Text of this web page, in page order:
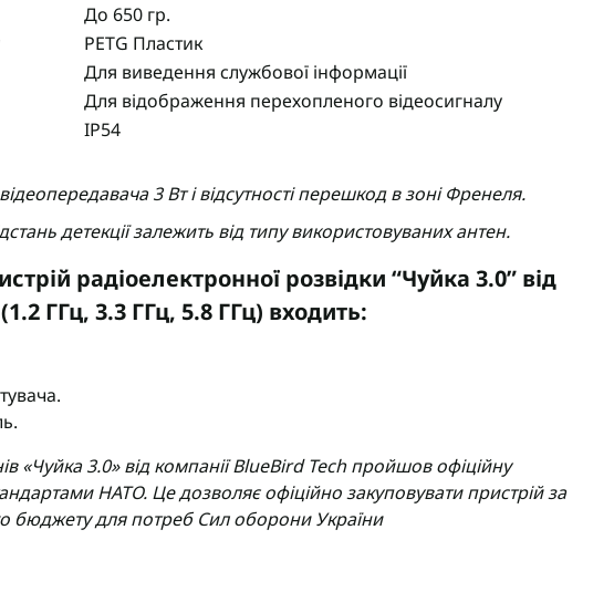
До 650 гр.
PETG Пластик
Для виведення службової інформації
Для відображення перехопленого відеосигналу
IP54
3 Вт і відсутності перешкод в зоні Френеля.
детекції залежить від типу використовуваних антен.
радіоелектронної розвідки “Чуйка 3.0” від
ГГц, 3.3 ГГц, 5.8 ГГц) входить:
«Чуйка 3.0» від компанії BlueBird Tech пройшов офіційну
НАТО. Це дозволяє офіційно закуповувати пристрій за
бюджету для потреб Сил оборони України